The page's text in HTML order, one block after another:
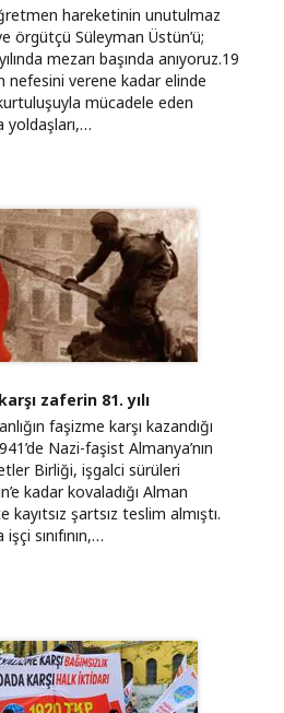
hareketinin unutulmaz
örgütçü Süleyman Üstün’ü;
mezarı başında anıyoruz. ​19
nefesini verene kadar elinde
mücadele eden
yoldaşları,…
zaferin 81. yılı
faşizme karşı kazandığı
Nazi-faşist Almanya’nın
Birliği, işgalci sürüleri
kadar kovaladığı Alman
kayıtsız şartsız teslim almıştı.
sınıfının,…